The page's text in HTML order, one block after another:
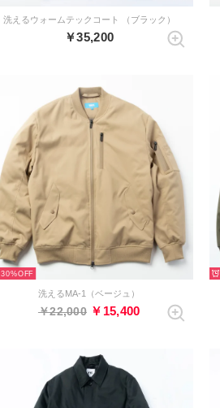
洗えるウォームテックコート （ブラック）
￥35,200
30%
洗えるMA-1（ベージュ）
￥22,000 ￥15,400